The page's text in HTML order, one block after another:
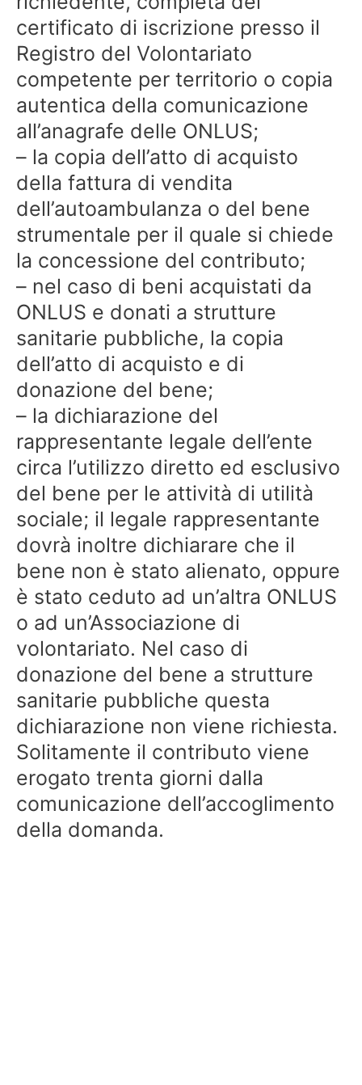
certificato di iscrizione presso il
Registro del Volontariato
competente per territorio o copia
autentica della comunicazione
all’anagrafe delle ONLUS;
– la copia dell’atto di acquisto
della fattura di vendita
dell’autoambulanza o del bene
strumentale per il quale si chiede
la concessione del contributo;
– nel caso di beni acquistati da
ONLUS e donati a strutture
sanitarie pubbliche, la copia
dell’atto di acquisto e di
donazione del bene;
– la dichiarazione del
rappresentante legale dell’ente
circa l’utilizzo diretto ed esclusivo
del bene per le attività di utilità
sociale; il legale rappresentante
dovrà inoltre dichiarare che il
bene non è stato alienato, oppure
è stato ceduto ad un’altra ONLUS
o ad un’Associazione di
volontariato. Nel caso di
donazione del bene a strutture
sanitarie pubbliche questa
dichiarazione non viene richiesta.
Solitamente il contributo viene
erogato trenta giorni dalla
comunicazione dell’accoglimento
della domanda.